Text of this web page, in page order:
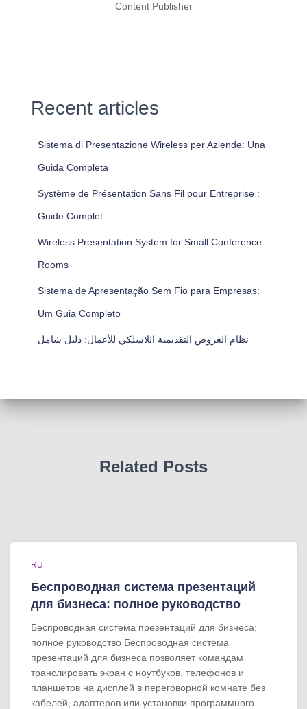
Content Publisher
Recent articles
Sistema di Presentazione Wireless per Aziende: Una
Guida Completa
Système de Présentation Sans Fil pour Entreprise :
Guide Complet
Wireless Presentation System for Small Conference
Rooms
Sistema de Apresentação Sem Fio para Empresas:
Um Guia Completo
نظام العروض التقديمية اللاسلكي للأعمال: دليل شامل
Related Posts
RU
Беспроводная система презентаций
для бизнеса: полное руководство
Беспроводная система презентаций для бизнеса:
полное руководство Беспроводная система
презентаций для бизнеса позволяет командам
транслировать экран с ноутбуков, телефонов и
планшетов на дисплей в переговорной комнате без
кабелей, адаптеров или установки программного